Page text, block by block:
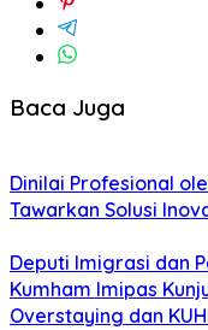
Baca Juga
Dinilai Profesional
Tawarkan Solusi
Deputi Imigrasi dan
Kumham Imipas
Overstaying dan